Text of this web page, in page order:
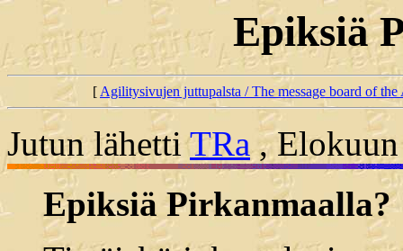
Epiksiä
[Agilitysivujen juttupalsta / The message board of
Jutun lähettiTRa, Elokuun
Epiksiä Pirkanmaalla?